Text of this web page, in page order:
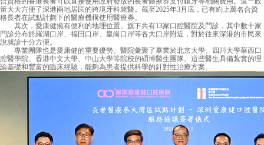
策大大方便了深港兩地居民的跨境牙科就醫。截至2025年3月底，已有約上萬名合資
格長者在試點計劃下的醫療機構使用醫療券。
其次， 愛康健擁有便利的地理位置。旗下共有13家口腔醫院及門診，其中數十家
門診分布於羅湖口岸、福田口岸、皇崗口岸等各大口岸附近，對於往來深港的市民來
說就診十分方便。
專業團隊也是愛康健的重要優勢。醫院彙聚了畢業於北京大學、四川大學華西口
腔醫學院、香港中文大學、中山大學等院校的碩博醫生團隊。這些醫生具備紮實的理
論基礎和豐富的臨床經驗，能夠為患者提供科學的針對性治療方案。